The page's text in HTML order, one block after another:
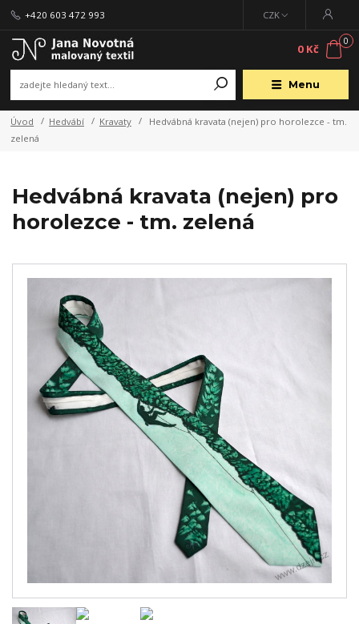
Menu
CZK
+420 603 472 993
0
0 Kč
Úvod Hedvábí Kravaty
Hedvábná kravata (nejen) pro horolezce - tm.
zelená
Hedvábná kravata (nejen) pro
horolezce - tm. zelená